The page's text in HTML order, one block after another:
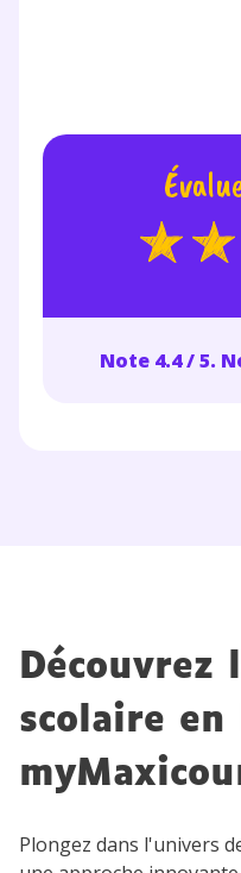
Note 4.4 / 5.
Découvrez
scolaire en
Plongez dans l'univers